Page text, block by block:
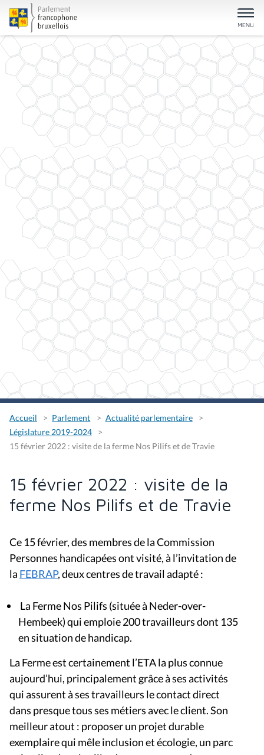
Accueil Parlement
Actualité parlementaire
Législature 2019-2024
15 février 2022 : visite de la ferme Nos Pilifs et de Travie
15 février 2022 : visite de la
ferme Nos Pilifs et de Travie
Ce 15 février, des membres de la Commission
Personnes handicapées ont visité, à l’invitation de
la FEBRAP, deux centres de travail adapté :
La Ferme Nos Pilifs (située à Neder-over-
Hembeek) qui emploie 200 travailleurs dont 135
en situation de handicap.
La Ferme est certainement l’ETA la plus connue
aujourd’hui, principalement grâce à ses activités
qui assurent à ses travailleurs le contact direct
dans presque tous ses métiers avec le client. Son
meilleur atout : proposer un projet durable
exemplaire qui mêle inclusion et écologie, un parc